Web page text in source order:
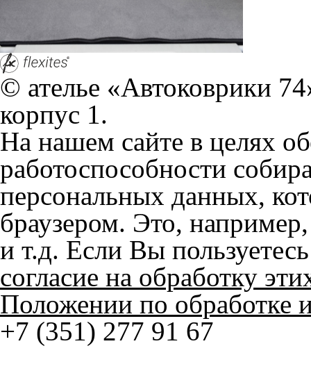
© ателье «Автоковрики
корпус 1.
На нашем сайте в целях
работоспособности
персональных данных,
браузером. Это,
и т.д. Если Вы
согласие на обработку
Положении по обработке
+7 (351) 277 91 67